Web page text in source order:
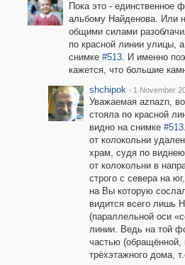
Пока это - единственное
альбому Найденова. Или
общими силами
по красной линии улицы,
снимке #513. И именно
кажется, что большие
shchipok · 1 November
Уважаемая aznazn,
стояла по красной
видно на снимке #513
от колокольни
храм, судя по
от колокольни в
строго с севера на
на Вы которую
видится всего лишь
(параллельной оси
линии. Ведь на той
частью (обращённой,
трёхэтажного дома,